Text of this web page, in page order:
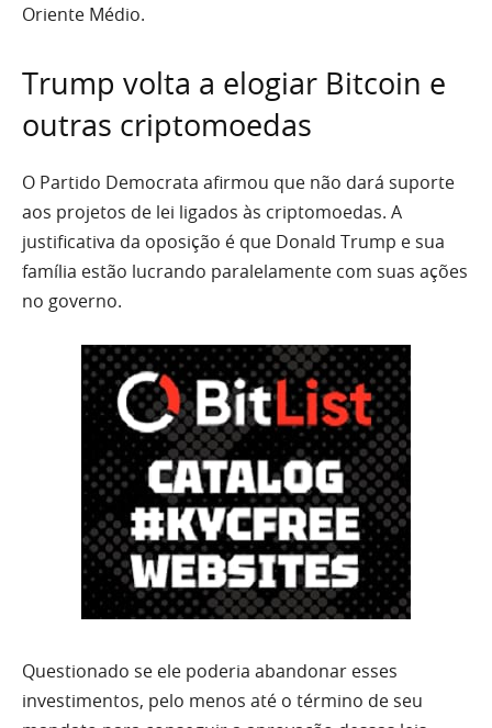
Oriente Médio.
Trump volta a elogiar Bitcoin e
outras criptomoedas
O Partido Democrata afirmou que não dará suporte
aos projetos de lei ligados às criptomoedas. A
justificativa da oposição é que Donald Trump e sua
família estão lucrando paralelamente com suas ações
no governo.
Questionado se ele poderia abandonar esses
investimentos, pelo menos até o término de seu